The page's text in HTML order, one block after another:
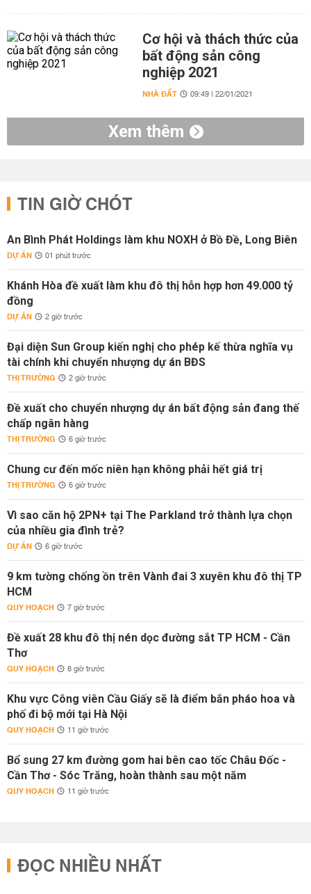
Cơ hội và thách thức của
bất động sản công
nghiệp 2021
NHÀ ĐẤT 09:49 | 22/01/2021
Xem thêm
TIN GIỜ CHÓT
An Bình Phát Holdings làm khu NOXH ở Bồ Đề, Long Biên
DỰ ÁN 01 phút trước
Khánh Hòa đề xuất làm khu đô thị hỗn hợp hơn 49.000 tỷ
đồng
DỰ ÁN 2 giờ trước
Đại diện Sun Group kiến nghị cho phép kế thừa nghĩa vụ
tài chính khi chuyển nhượng dự án BĐS
THỊ TRƯỜNG 2 giờ trước
Đề xuất cho chuyển nhượng dự án bất động sản đang thế
chấp ngân hàng
THỊ TRƯỜNG 6 giờ trước
Chung cư đến mốc niên hạn không phải hết giá trị
THỊ TRƯỜNG 6 giờ trước
Vì sao căn hộ 2PN+ tại The Parkland trở thành lựa chọn
của nhiều gia đình trẻ?
DỰ ÁN 6 giờ trước
9 km tường chống ồn trên Vành đai 3 xuyên khu đô thị TP
HCM
QUY HOẠCH 7 giờ trước
Đề xuất 28 khu đô thị nén dọc đường sắt TP HCM - Cần
Thơ
QUY HOẠCH 8 giờ trước
Khu vực Công viên Cầu Giấy sẽ là điểm bắn pháo hoa và
phố đi bộ mới tại Hà Nội
QUY HOẠCH 11 giờ trước
Bổ sung 27 km đường gom hai bên cao tốc Châu Đốc -
Cần Thơ - Sóc Trăng, hoàn thành sau một năm
QUY HOẠCH 11 giờ trước
ĐỌC NHIỀU NHẤT